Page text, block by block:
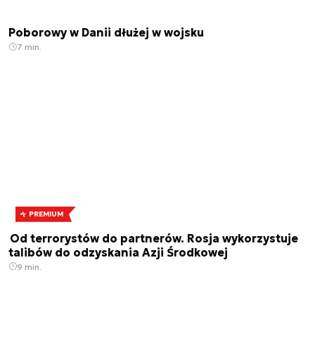
Poborowy w Danii dłużej w wojsku
7 min.
PREMIUM
Od terrorystów do partnerów. Rosja wykorzystuje
talibów do odzyskania Azji Środkowej
9 min.